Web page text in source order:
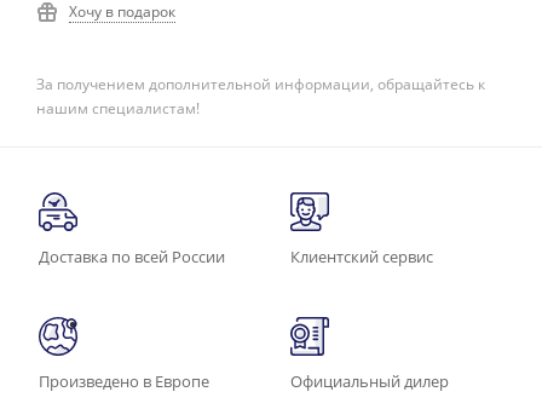
Хочу в подарок
За получением дополнительной информации, обращайтесь к
нашим специалистам!
Доставка по всей России Клиентский сервис
Произведено в Европе Официальный дилер